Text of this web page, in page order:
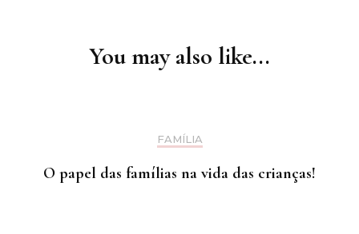
You may also like...
FAMÍLIA
O papel das famílias na vida das crianças!